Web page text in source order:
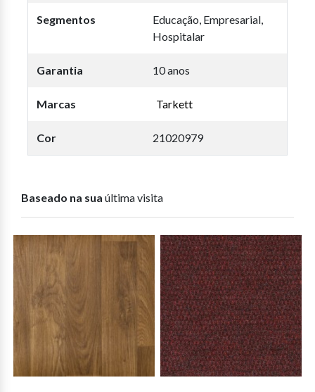
Segmentos
Educação, Empresarial,
Hospitalar
Garantia 10 anos
Marcas Tarkett
Cor 21020979
Baseado na sua última visita